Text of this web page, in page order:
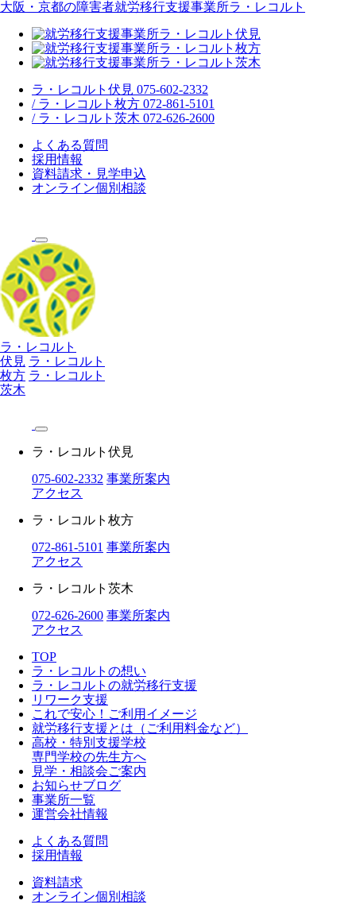
大阪・京都の障害者就労移行支援事業所ラ・レコルト
ラ・レコルト伏見 075-602-2332
/ ラ・レコルト枚方 072-861-5101
/ ラ・レコルト茨木 072-626-2600
よくある質問
採用情報
資料請求・見学申込
オンライン個別相談
ラ・レコルト
伏見 ラ・レコルト
枚方 ラ・レコルト
茨木
ラ・レコルト伏見
075-602-2332 事業所案内
アクセス
ラ・レコルト枚方
072-861-5101 事業所案内
アクセス
ラ・レコルト茨木
072-626-2600 事業所案内
アクセス
TOP
ラ・レコルトの想い
ラ・レコルトの就労移行支援
リワーク支援
これで安心！ご利用イメージ
就労移行支援とは（ご利用料金など）
高校・特別支援学校
専門学校の先生方へ
見学・相談会ご案内
お知らせブログ
事業所一覧
運営会社情報
よくある質問
採用情報
資料請求
オンライン個別相談